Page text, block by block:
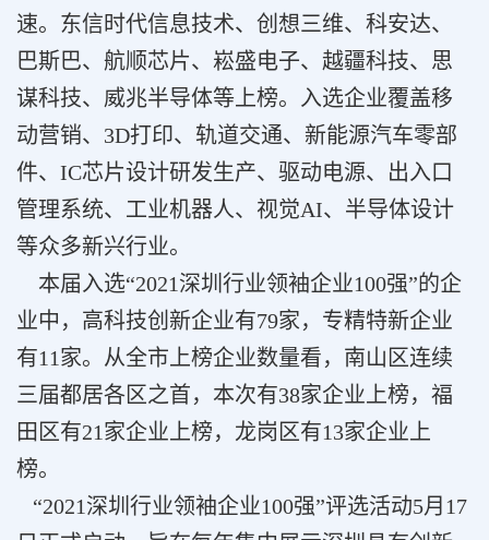
速。东信时代信息技术、创想三维、科安达、
巴斯巴、航顺芯片、崧盛电子、越疆科技、思
谋科技、威兆半导体等上榜。入选企业覆盖移
动营销、3D打印、轨道交通、新能源汽车零部
件、IC芯片设计研发生产、驱动电源、出入口
管理系统、工业机器人、视觉AI、半导体设计
等众多新兴行业。
本届入选“2021深圳行业领袖企业100强”的企
业中，高科技创新企业有79家，专精特新企业
有11家。从全市上榜企业数量看，南山区连续
三届都居各区之首，本次有38家企业上榜，福
田区有21家企业上榜，龙岗区有13家企业上
榜。
“2021深圳行业领袖企业100强”评选活动5月17